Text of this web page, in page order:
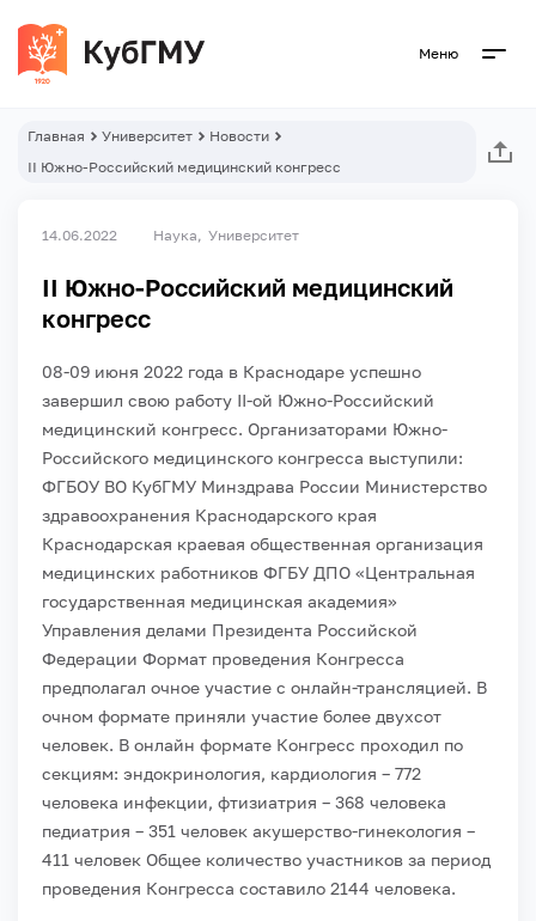
Меню
Главная Университет
Новости
II Южно-Российский медицинский конгресс
14.06.2022 Наука Университет
II Южно-Российский медицинский
конгресс
08-09 июня 2022 года в Краснодаре успешно
завершил свою работу II-ой Южно-Российский
медицинский конгресс. Организаторами Южно-
Российского медицинского конгресса выступили:
ФГБОУ ВО КубГМУ Минздрава России Министерство
здравоохранения Краснодарского края
Краснодарская краевая общественная организация
медицинских работников ФГБУ ДПО «Центральная
государственная медицинская академия»
Управления делами Президента Российской
Федерации Формат проведения Конгресса
предполагал очное участие с онлайн-трансляцией. В
очном формате приняли участие более двухсот
человек. В онлайн формате Конгресс проходил по
секциям: эндокринология, кардиология – 772
человека инфекции, фтизиатрия – 368 человека
педиатрия – 351 человек акушерство-гинекология –
411 человек Общее количество участников за период
проведения Конгресса составило 2144 человека.